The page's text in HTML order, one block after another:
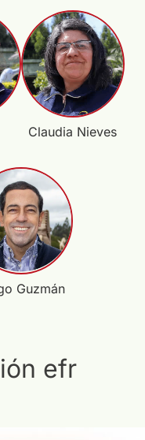
Claudia Nieves
Guzmán
efr